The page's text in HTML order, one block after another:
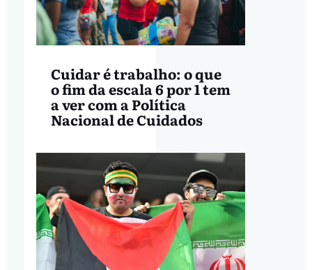
Cuidar é trabalho: o que
o fim da escala 6 por 1 tem
a ver com a Política
Nacional de Cuidados